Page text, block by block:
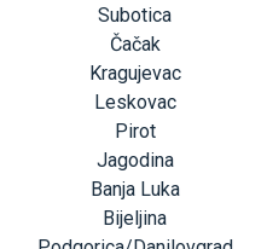
Subotica
Čačak
Kragujevac
Leskovac
Pirot
Jagodina
Banja Luka
Bijeljina